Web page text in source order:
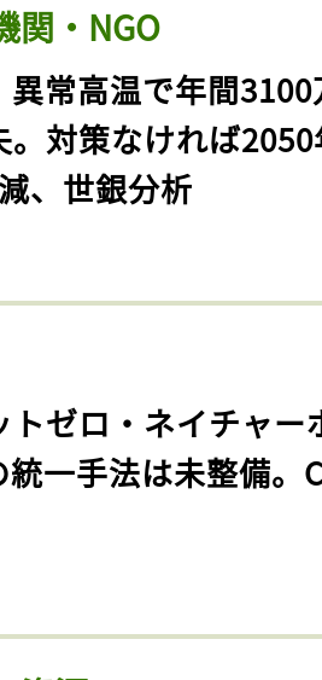
関・NGO
異常高温で年間
。対策なければ
、世銀分析
トゼロ・ネイチャー
統一手法は未整備。